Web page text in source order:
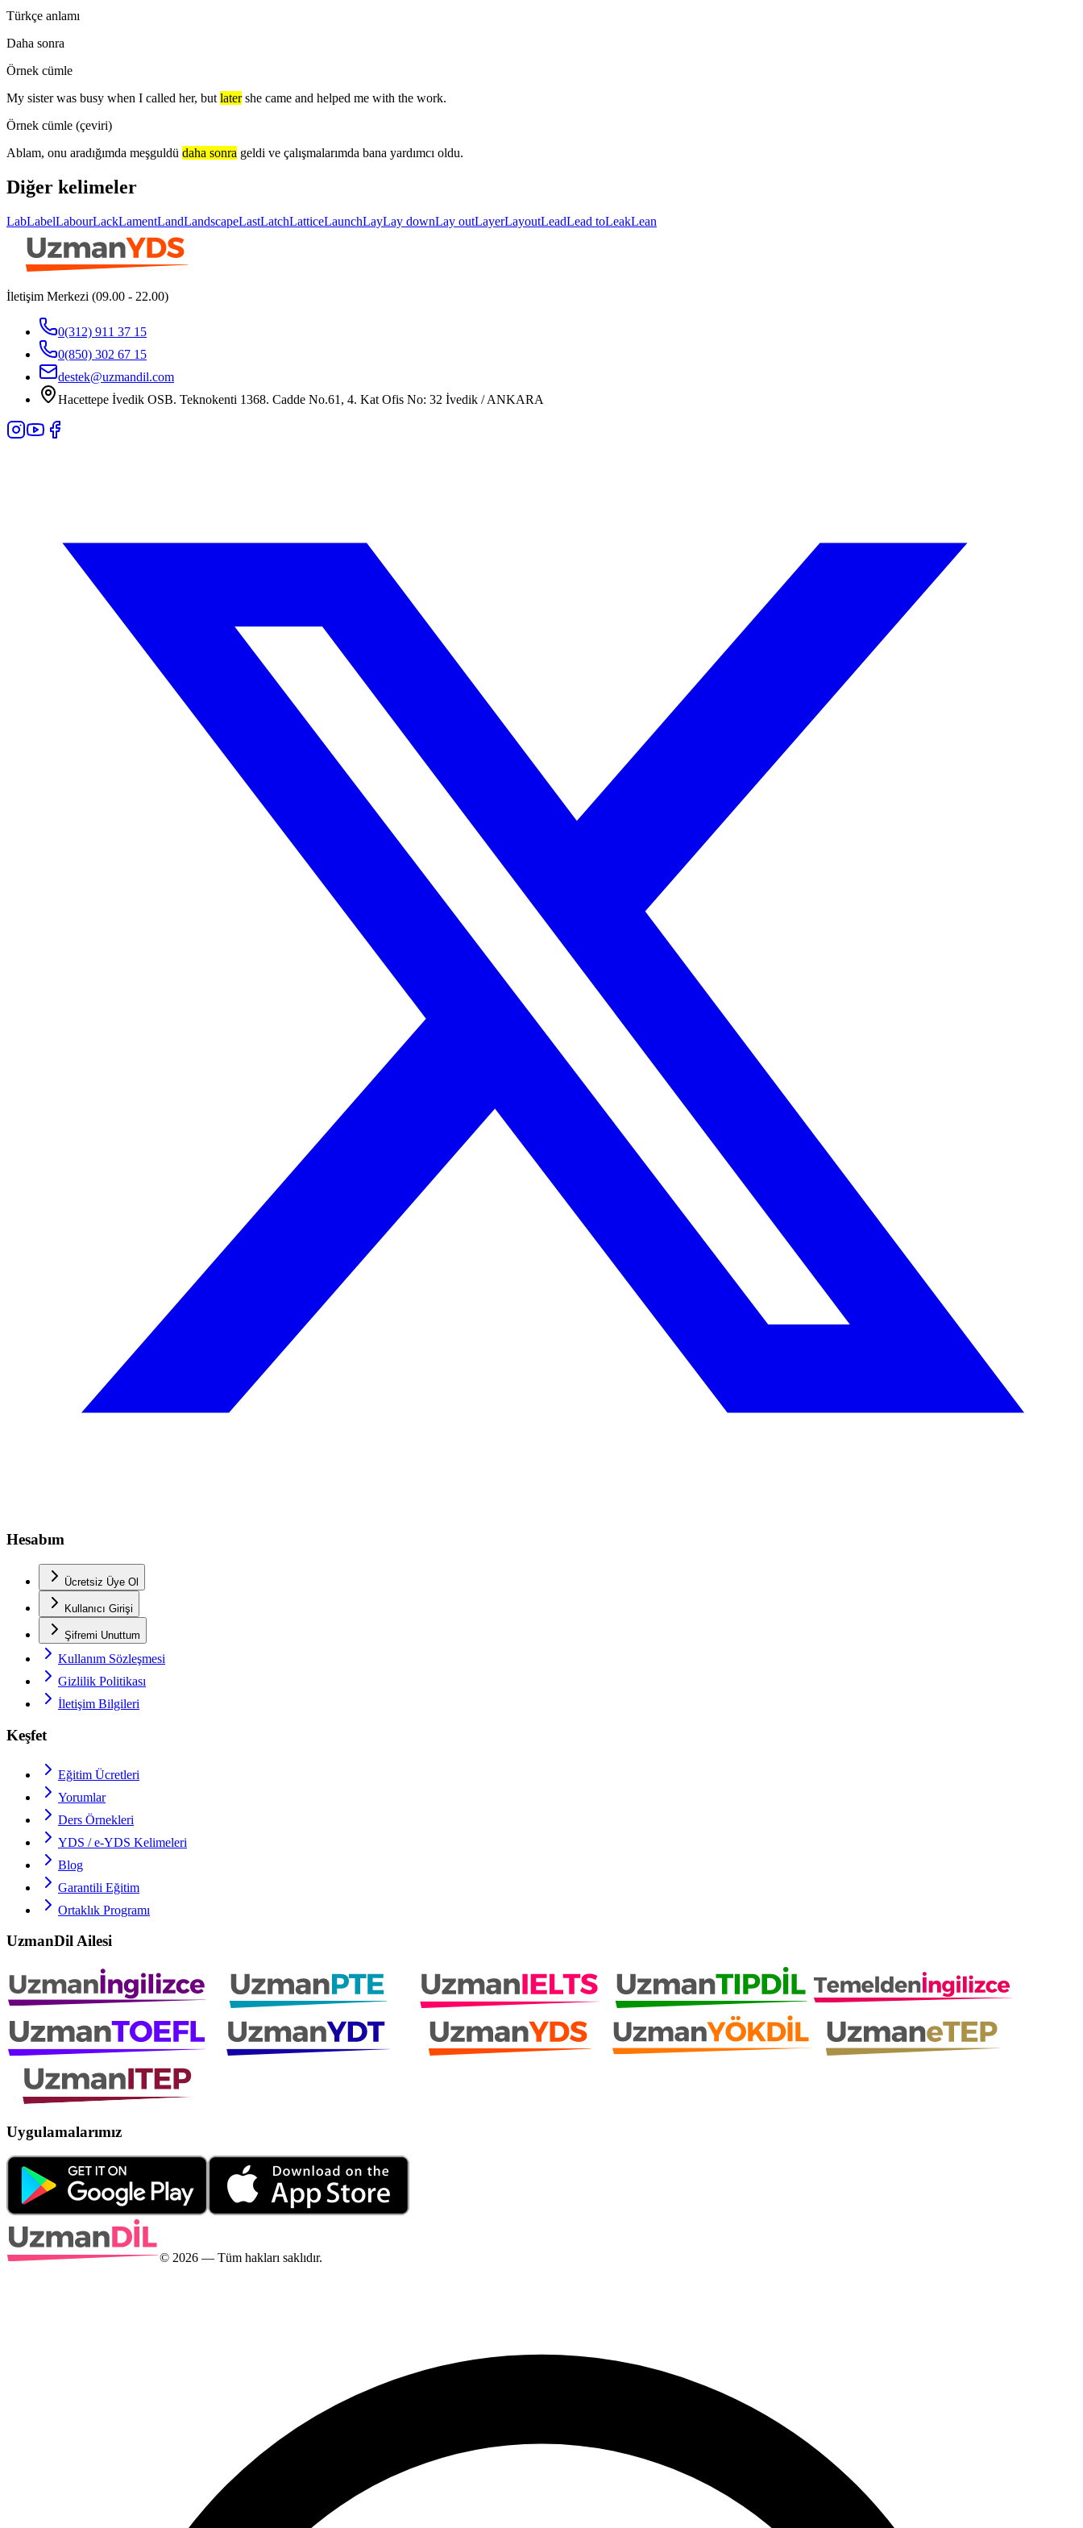
Türkçe anlamı
Daha sonra
Örnek cümle
My sister was busy when I called her, but later she came and helped me with the work.
Örnek cümle (çeviri)
Ablam, onu aradığımda meşguldü daha sonra geldi ve çalışmalarımda bana yardımcı oldu.
Diğer kelimeler
LabLabelLabourLackLamentLandLandscapeLastLatchLatticeLaunchLayLay downLay outLayerLayoutLeadLead toLeakLean
İletişim Merkezi (09.00 - 22.00)
0(312) 911 37 15
0(850) 302 67 15
destek@uzmandil.com
Hacettepe İvedik OSB. Teknokenti 1368. Cadde No.61, 4. Kat Ofis No: 32 İvedik / ANKARA
Hesabım
Ücretsiz Üye Ol
Kullanıcı Girişi
Şifremi Unuttum
Kullanım Sözleşmesi
Gizlilik Politikası
İletişim Bilgileri
Keşfet
Eğitim Ücretleri
Yorumlar
Ders Örnekleri
YDS / e-YDS Kelimeleri
Blog
Garantili Eğitim
Ortaklık Programı
UzmanDil Ailesi
Uygulamalarımız
© 2026 — Tüm hakları saklıdır.